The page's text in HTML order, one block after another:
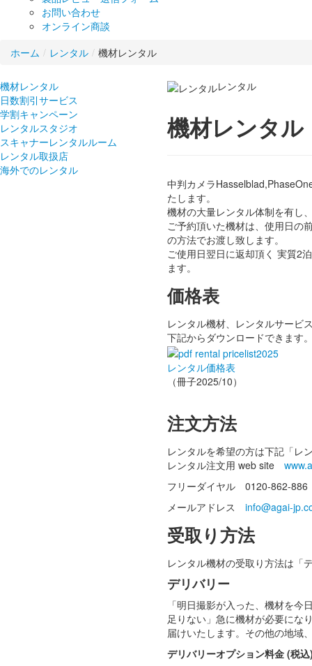
お問い合わせ
オンライン商談
ホーム / レンタル / 機材レンタル
機材レンタル
日数割引サービス
学割キャンペーン
レンタルスタジオ
スキャナーレンタルルーム
レンタル取扱店
海外でのレンタル
レンタル
機材レンタル
中判カメラ
たします。
機材の大量レンタル体制を有し
ご予約頂いた機材は、使用日の
の方法でお渡し致します。
ご使用日翌日に返却頂く 実質2
ます。
価格表
レンタル機材、レンタルサービ
下記からダウンロードできます
レンタル価格表
（冊子2025/10）
注文方法
レンタルを希望の方は下記「レ
レンタル注文用 web site
フリーダイヤル 0120-862-886
メールアドレス info@agai-
受取り方法
レンタル機材の受取り方法は「
デリバリー
「明日撮影が入った、機材を
足りない」急に機材が必要にな
届けいたします。その他の地域
デリバリーオプション料金 (税